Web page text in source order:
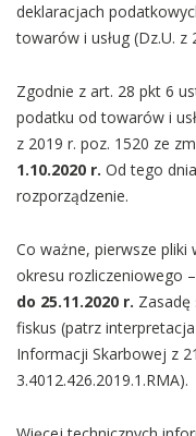
deklaracjach
towarów i usług (Dz.U. z
Zgodnie z art. 28 pkt 6
podatku od towarów i
z 2019 r. poz. 1520 ze
1.10.2020 r. Od tego
rozporządzenie.
Co ważne, pierwsze
okresu rozliczeniowego
do 25.11.2020 r.
fiskus (patrz
Informacji Skarbowej z
3.4012.426.2019.1.RMA).